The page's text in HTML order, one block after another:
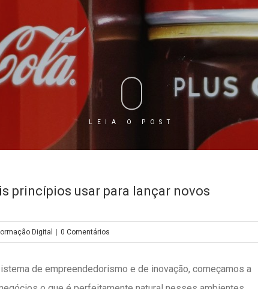
LEIA O POST
princípios usar para lançar novos
Digital 0 Comentários
de empreendedorismo e de inovação, começamos a